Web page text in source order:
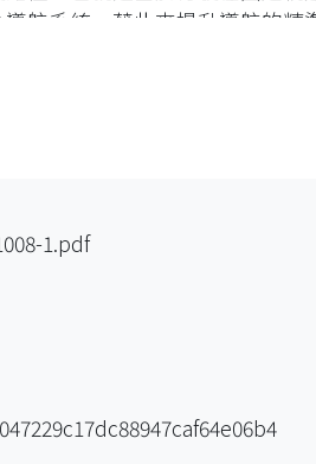
航系統，藉此來提升導航的精
當接收機觀測到三顆衛星或是
訊式，可從電子地圖取得，或
機得到的虛擬距離觀測量，加
到三顆衛星時，可進行定位。
電子地圖之資訊，經由數學推
延伸型卡門濾波器結合GPS、
，在自行車上加裝了磁鐵感應
本論文所提出的想法。
1.pdf